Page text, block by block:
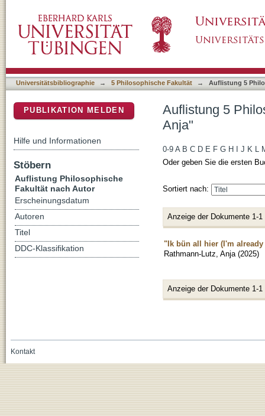
Universitätsbibliographie → 5 Philosophische Fakultät → Auflistung 5
Auflistung 5
Anja"
0-9 A B C D E F G H J K L
Oder geben Sie die ersten
Sortiert nach:
Anzeige der Dokumente 1-1
"Ik bün all hier (I'm
Rathmann-Lutz, Anja (2025)
Anzeige der Dokumente 1-1
PUBLIKATION MELDEN
Hilfe und Informationen
Stöbern
Auflistung Philosophische
Fakultät nach Autor
Erscheinungsdatum
Autoren
Titel
DDC-Klassifikation
Kontakt